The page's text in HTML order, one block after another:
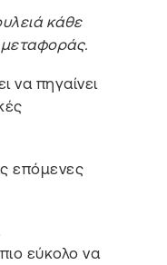
κάθε
να πηγαίνει
επόμενες
εύκολο να